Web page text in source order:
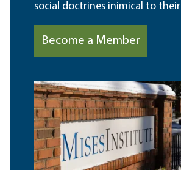
social doctrines inimical to
Become a Member